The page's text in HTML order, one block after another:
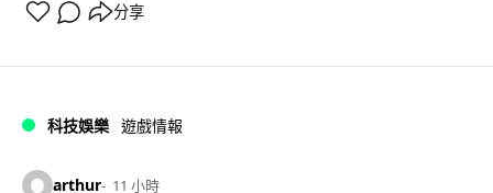
分享
科技娛樂 遊戲情報
arthur 11 小時